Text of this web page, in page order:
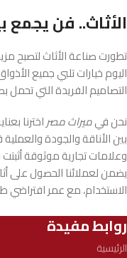
الأثاث.. فن يجمع
تطورت صناعة الأثاث لتصبح
اليوم خيارات تلبي جميع
التصاميم الفريدة التي تحمل
نحن فيميراث مصراخترنا
بين الأناقة والجودة
وعلامات تجارية موثوقة أثبتت
يضمن لعملائنا الحصول على
الاستخدام، مع عمر
روابط مفيدة
الرئيسية